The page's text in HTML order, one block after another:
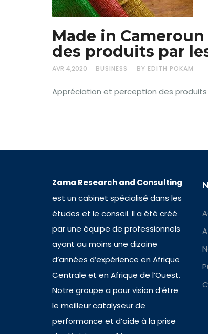
Made in
des produits par
AVR 4,2020 BUSINESS BY EDITH POKAM
Appréciation et perception des
Zama Research and Consulting
est un cabinet spécialisé dans les
études et le conseil. Il a été créé
par une équipe de professionnels
ayant au moins une dizaine
d’années d’expérience en Afrique
Centrale et en Afrique de l’Ouest.
Notre groupe a pour vision d’être
le meilleur catalyseur de
performance et d’aide à la prise